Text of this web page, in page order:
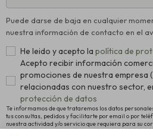
Puede darse de baja en cualquier
nuestra información de contacto en el
He leido y acepto la política de
Acepto recibir información
promociones de nuestra empresa
relacionadas con nuestro sector,
protección de datos
Te informamos de que trataremos los datos
tus consultas, pedidos y facilitarte por email o por
nuestra actividad y/o servicio que requiera para su
alguna a terceros. La legitimación para el